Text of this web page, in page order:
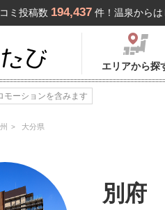
ミ投稿数 194,437 件！温泉から
エリアから探
モーションを含みます
大分県
別府